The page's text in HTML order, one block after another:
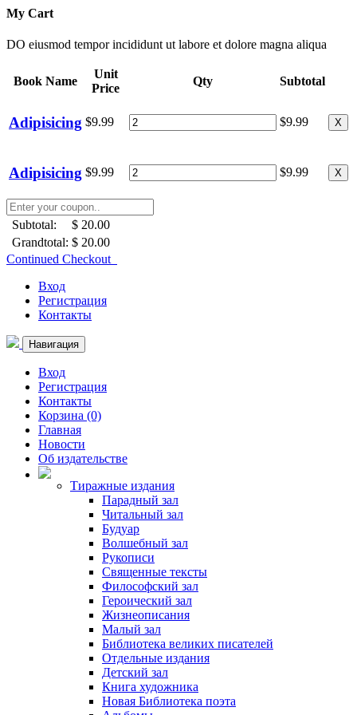
My Cart
DO eiusmod tempor incididunt ut labore et dolore magna aliqua
Book Name
Unit
Price
Qty Subtotal
Adipisicing $9.99 $9.99 X
Adipisicing $9.99 $9.99 X
Subtotal:
$ 20.00
Grandtotal: $ 20.00
Continued Checkout
Вход
Регистрация
Контакты
Навигация
Вход
Регистрация
Контакты
Корзина (0)
Главная
Новости
Об издательстве
Тиражные издания
Парадный зал
Читальный зал
Будуар
Волшебный зал
Рукописи
Священные тексты
Философский зал
Героический зал
Жизнеописания
Малый зал
Библиотека великих писателей
Отдельные издания
Детский зал
Книга художника
Новая Библиотека поэта